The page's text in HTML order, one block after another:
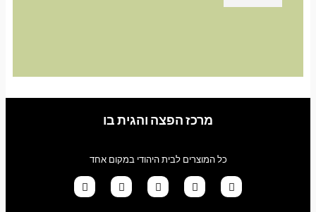
מרכז הפצה והגית בו
כל המוצרים לבית היהודי במקום אחד